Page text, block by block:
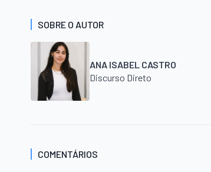
SOBRE O AUTOR
ANA ISABEL CASTRO
Discurso Direto
COMENTÁRIOS